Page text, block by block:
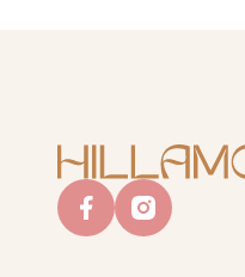
facebookinstagram